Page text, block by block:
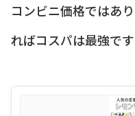
コンビニ価格ではあ
ればコスパは最強です